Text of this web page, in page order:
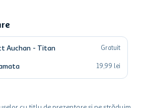
Auchan - Titan Gratuit
19,99 lei